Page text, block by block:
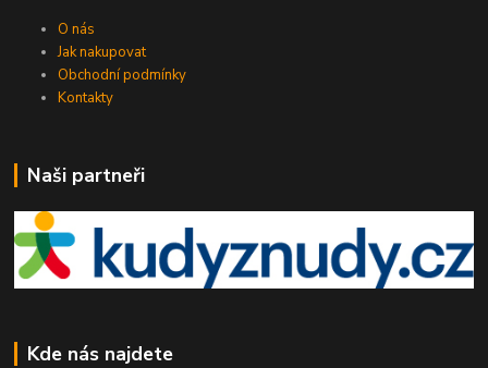
O nás
Jak nakupovat
Obchodní podmínky
Kontakty
Naši partneři
Kde nás najdete